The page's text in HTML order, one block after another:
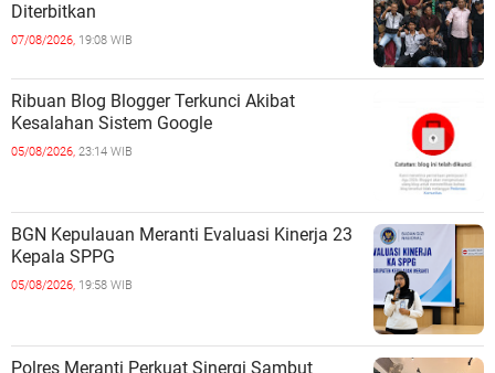
Diterbitkan
07/08/2026, 19:08 WIB
Ribuan Blog Blogger Terkunci Akibat
Kesalahan Sistem Google
05/08/2026, 23:14 WIB
BGN Kepulauan Meranti Evaluasi Kinerja 23
Kepala SPPG
05/08/2026, 19:58 WIB
Polres Meranti Perkuat Sinergi Sambut